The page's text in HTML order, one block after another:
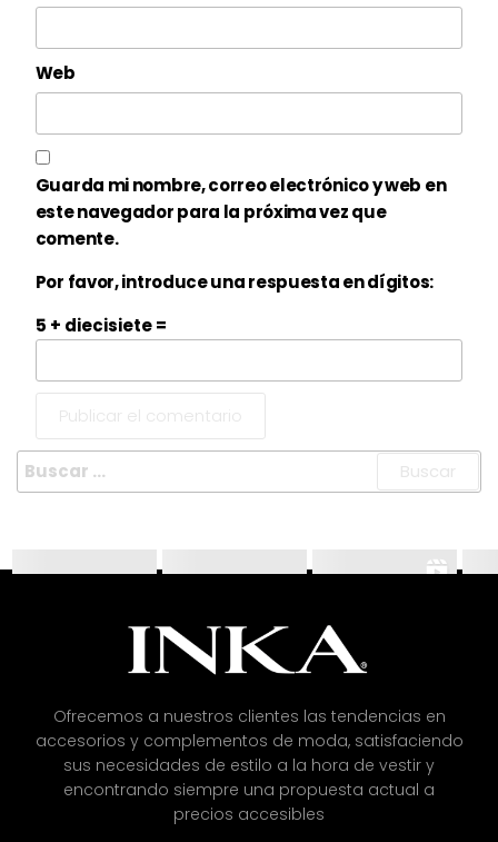
Web
Guarda mi nombre, correo electrónico y web en
este navegador para la próxima vez que
comente.
Por favor, introduce una respuesta en dígitos:
5 + diecisiete =
Ofrecemos a nuestros clientes las tendencias en
accesorios y complementos de moda, satisfaciendo
sus necesidades de estilo a la hora de vestir y
encontrando siempre una propuesta actual a
precios accesibles